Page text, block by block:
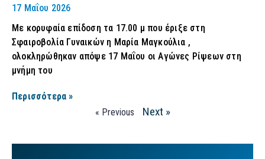
17 Μαΐου 2026
Με κορυφαία επίδοση τα 17.00 μ που έριξε στη
Σφαιροβολία Γυναικών η Μαρία Μαγκούλια ,
ολοκληρώθηκαν απόψε 17 Μαΐου οι Αγώνες Ρίψεων στη
μνήμη του
Περισσότερα »
« Previous
Next »